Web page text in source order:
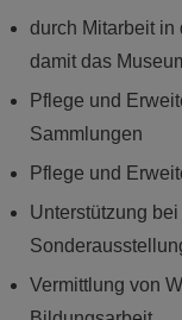
Unsere
Ob
durch Mitarbeit in
damit das
Pflege und
Sammlungen
Pflege und
Unterstützung
Vermittlung von